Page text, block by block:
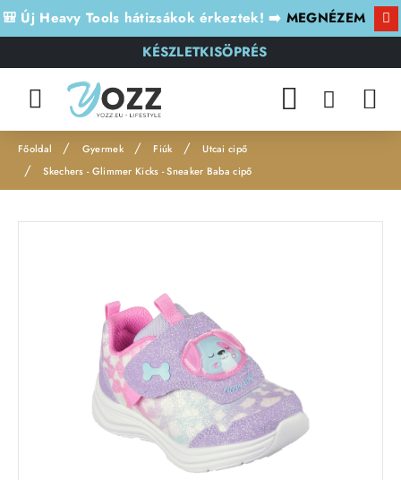
🎒 Új Heavy Tools hátizsákok érkeztek! ➡️ MEGNÉZEM
KÉSZLETKISÖPRÉS
o
Gyermek Fiúk
Utcai cipő
Skechers - Glimmer Kicks - Sneaker Baba cipő